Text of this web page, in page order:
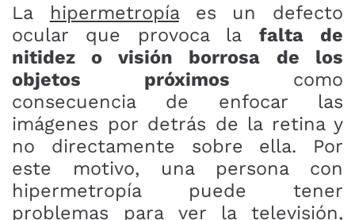
La hipermetropíaes un defecto
ocular que provoca lafalta de
nitidez o visión borrosa de los
objetos próximos como
consecuencia de enfocar las
imágenes por detrás de la retina y
no directamente sobre ella. Por
este motivo, una persona con
hipermetropía puede tener
problemas para ver la televisión,